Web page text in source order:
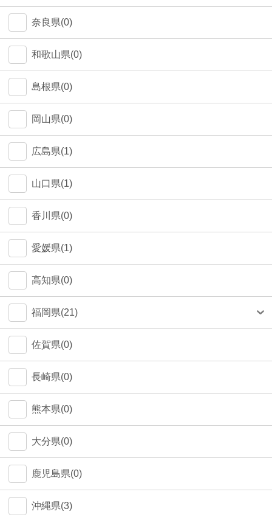
江東区(0)
奈良県(0)
和歌山県(0)
島根県(0)
岡山県(0)
広島県(1)
山口県(1)
香川県(0)
愛媛県(1)
高知県(0)
福岡県(21)
福岡市(20)
佐賀県(0)
長崎県(0)
熊本県(0)
大分県(0)
鹿児島県(0)
沖縄県(3)